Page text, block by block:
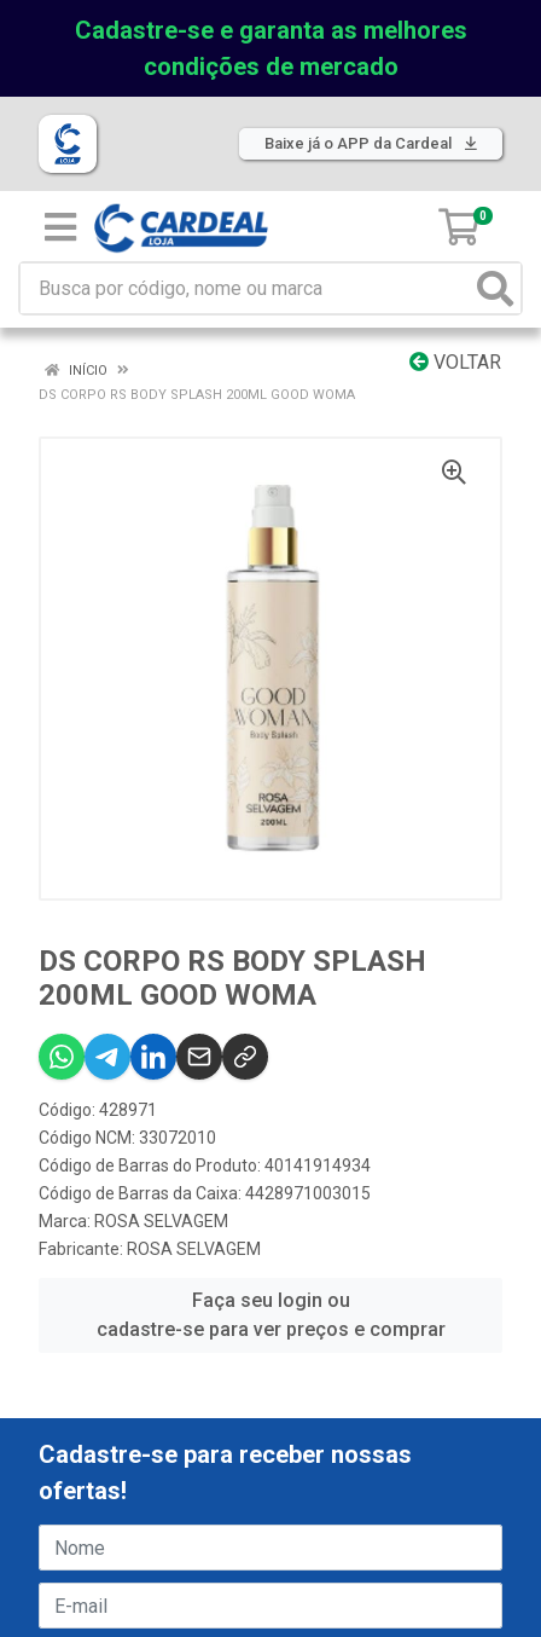
Cadastre-se e garanta as melhores
condições de mercado
Baixe já o APP da Cardeal
0
VOLTAR
INÍCIO
DS CORPO RS BODY SPLASH 200ML GOOD WOMA
DS CORPO RS BODY SPLASH
200ML GOOD WOMA
Código: 428971
Código NCM: 33072010
Código de Barras do Produto: 40141914934
Código de Barras da Caixa: 4428971003015
Marca: ROSA SELVAGEM
Fabricante: ROSA SELVAGEM
Faça seu login ou
cadastre-se para ver preços e comprar
Cadastre-se para receber nossas
ofertas!